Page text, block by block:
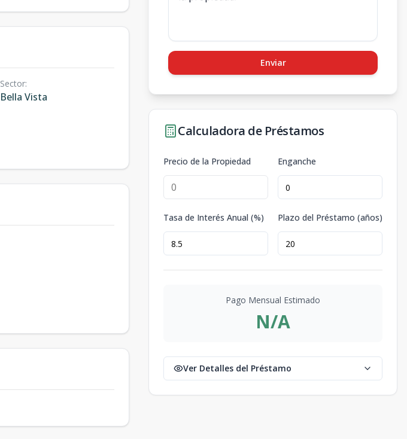
Sector:
Bella Vista
Enviar
Calculadora de Préstamos
Precio de la Propiedad Enganche
Tasa de Interés Anual (%) Plazo del Préstamo (años)
Pago Mensual Estimado
N/A
Ver Detalles del Préstamo